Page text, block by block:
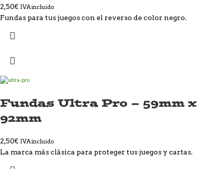
2,50€ IVA incluido
Fundas para tus juegos con el reverso de color negro.
Fundas Ultra Pro – 59mm x
92mm
2,50€ IVA incluido
La marca más clásica para proteger tus juegos y cartas.